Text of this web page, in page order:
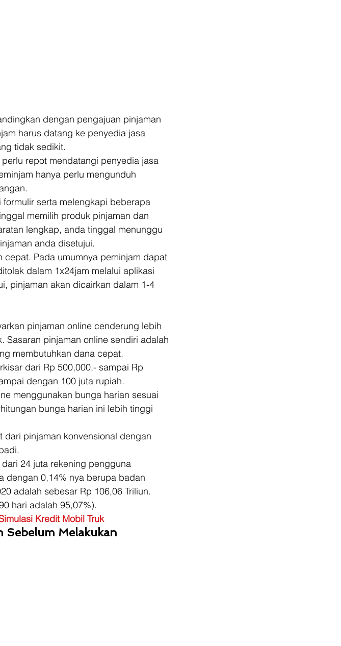
dengan pengajuan pinjaman
harus datang ke penyedia jasa
tidak sedikit.
repot mendatangi penyedia jasa
hanya perlu mengunduh
serta melengkapi beberapa
memilih produk pinjaman dan
lengkap, anda tinggal menunggu
anda disetujui.
Pada umumnya peminjam dapat
dalam 1x24jam melalui aplikasi
pinjaman akan dicairkan dalam 1-4
pinjaman online cenderung lebih
Sasaran pinjaman online sendiri adalah
membutuhkan dana cepat.
dari Rp 500,000,- sampai Rp
dengan 100 juta rupiah.
menggunakan bunga harian sesuai
bunga harian ini lebih tinggi
pinjaman konvensional dengan
24 juta rekening pengguna
dengan 0,14% nya berupa badan
adalah sebesar Rp 106,06 Triliun.
hari adalah 95,07%).
Kredit Mobil Truk
Sebelum Melakukan